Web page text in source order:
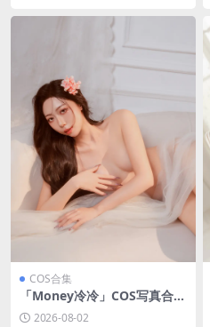
COS合集
「Money冷冷」COS写真合集
[持续更新]
2026-08-02